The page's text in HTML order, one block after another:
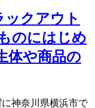
ックアウト
のにはじめ
体や商品の
神奈川県横浜市で